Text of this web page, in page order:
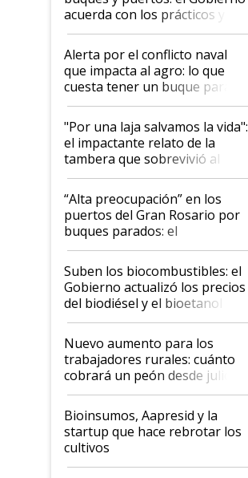
acuerda con los prácticos y
suspende el decreto de
desregulación
Alerta por el conflicto naval
que impacta al agro: lo que
cuesta tener un buque parado
y el peligro de que Argentina
pase a ser "país sucio"
"Por una laja salvamos la vida":
el impactante relato de la
tambera que sobrevivió al
tornado
“Alta preocupación” en los
puertos del Gran Rosario por
buques parados: el
funcionamiento de las
exportadoras en tensión tras
la medida de fuerza de los
prácticos
Suben los biocombustibles: el
Gobierno actualizó los precios
del biodiésel y el bioetanol
Nuevo aumento para los
trabajadores rurales: cuánto
cobrará un peón desde julio
Bioinsumos, Aapresid y la
startup que hace rebrotar los
cultivos